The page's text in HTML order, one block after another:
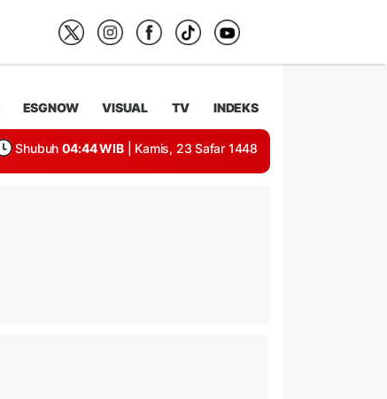
ESGNOW VISUAL TV INDEKS
Shubuh 04:44 WIB | Kamis, 23 Safar 1448